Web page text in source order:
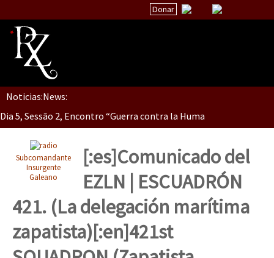
Donar
Inicio
Quiénes Somos
La palabra del EZLN
Encuentros
Chiapas
México
Noticias:News:
Dia 5, Sessão 2, Encontro “Guerra contra la Humanidad”
Dia 5, sessão 1, do Encontro “Guerra contra a Humanidade”(As
Dia 4 – Encontro “Guerra contra a Humanidade” (As populações
Subcomandante
Insurgente
Galeano
[:es]Comunicado del
EZLN | ESCUADRÓN
421. (La delegación marítima
zapatista)[:en]421st